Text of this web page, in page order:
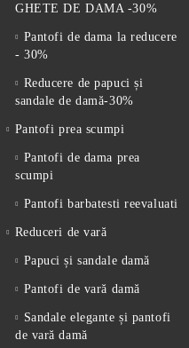
GHETE DE DAMA -30%
Pantofi de dama la reducere
- 30%
Reducere de papuci și
sandale de damă-30%
Pantofi prea scumpi
Pantofi de dama prea
scumpi
Pantofi barbatesti reevaluati
Reduceri de vară
Papuci și sandale damă
Pantofi de vară damă
Sandale elegante și pantofi
de vară damă